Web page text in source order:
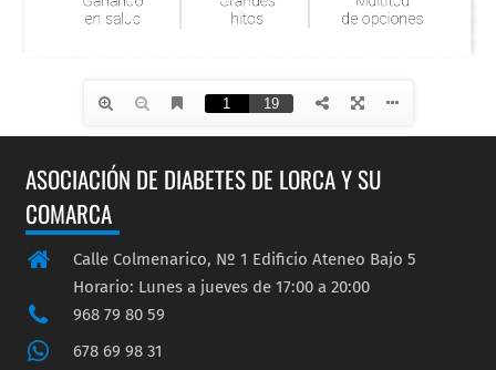
ASOCIACIÓN DE DIABETES DE LORCA Y SU
COMARCA
Calle Colmenarico, Nº 1 Edificio Ateneo Bajo 5
Horario: Lunes a jueves de 17:00 a 20:00
968 79 80 59
678 69 98 31